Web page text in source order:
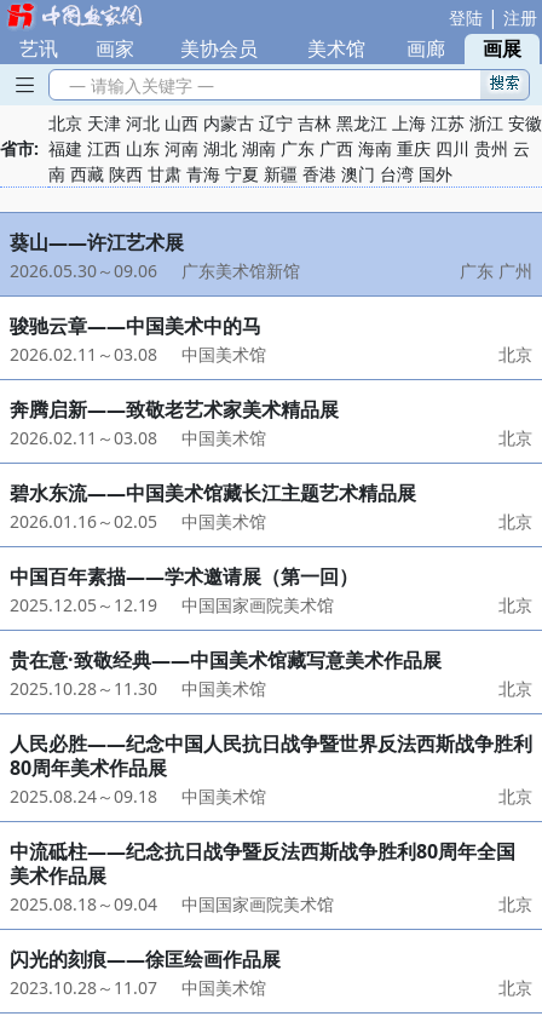
登陆 | 注册
艺讯 画家 美协会员 美术馆 画廊 | 画展
— 请输入关键字 —
省市:
北京 天津 河北 山西 内蒙古 辽宁 吉林 黑龙江 上海 江苏 浙江 安徽
福建 江西 山东 河南 湖北 湖南 广东 广西 海南 重庆 四川 贵州 云
南 西藏 陕西 甘肃 青海 宁夏 新疆 香港 澳门 台湾 国外
葵山——许江艺术展
广东 广州
2026.05.30～09.06 广东美术馆新馆
骏驰云章——中国美术中的马
北京
2026.02.11～03.08 中国美术馆
奔腾启新——致敬老艺术家美术精品展
北京
2026.02.11～03.08 中国美术馆
碧水东流——中国美术馆藏长江主题艺术精品展
北京
2026.01.16～02.05 中国美术馆
中国百年素描——学术邀请展（第一回）
北京
2025.12.05～12.19 中国国家画院美术馆
贵在意·致敬经典——中国美术馆藏写意美术作品展
北京
2025.10.28～11.30 中国美术馆
人民必胜——纪念中国人民抗日战争暨世界反法西斯战争胜利
80周年美术作品展
北京
2025.08.24～09.18 中国美术馆
中流砥柱——纪念抗日战争暨反法西斯战争胜利80周年全国
美术作品展
北京
2025.08.18～09.04 中国国家画院美术馆
闪光的刻痕——徐匡绘画作品展
北京
2023.10.28～11.07 中国美术馆